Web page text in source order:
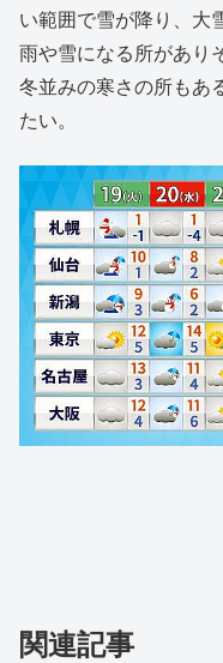
い範囲で雪が降り、大
雨や雪になる所があり
冬並みの寒さの所もあ
たい。
関連記事